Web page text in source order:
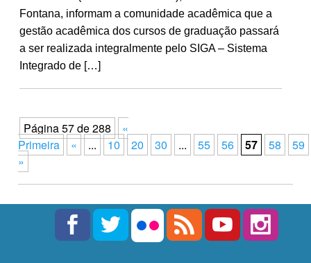
Fontana, informam a comunidade acadêmica que a
gestão acadêmica dos cursos de graduação passará
a ser realizada integralmente pelo SIGA – Sistema
Integrado de […]
Página 57 de 288
«
Primeira
« ... 10 20 30 ... 55 56 57 58
59
»